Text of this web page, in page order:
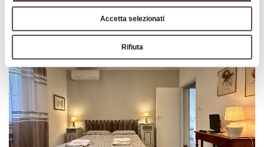
Accetta selezionati
Rifiuta
Images